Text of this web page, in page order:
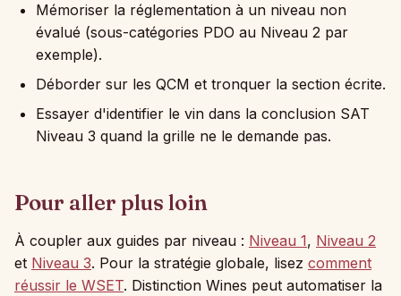
Mémoriser la réglementation à un niveau non
évalué (sous-catégories PDO au Niveau 2 par
exemple).
Déborder sur les QCM et tronquer la section écrite.
Essayer d'identifier le vin dans la conclusion SAT
Niveau 3 quand la grille ne le demande pas.
Pour aller plus loin
À coupler aux guides par niveau : Niveau 1, Niveau 2
et Niveau 3. Pour la stratégie globale, lisez comment
réussir le WSET. Distinction Wines peut automatiser la